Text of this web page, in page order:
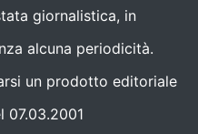
giornalistica, in
alcuna periodicità.
un prodotto editoriale
07.03.2001